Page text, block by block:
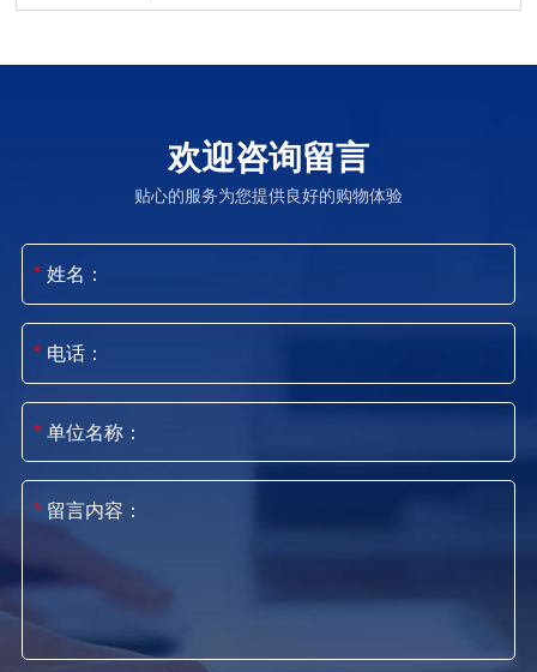
欢迎咨询留言
贴心的服务为您提供良好的购物体验
姓名：
电话：
单位名称：
留言内容：